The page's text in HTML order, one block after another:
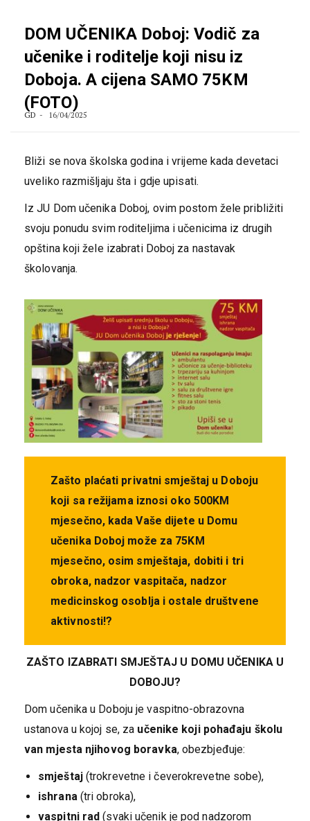
DOM UČENIKA Doboj: Vodič za
učenike i roditelje koji nisu iz
Doboja. A cijena SAMO 75KM
(FOTO)
GD 16/04/2025
Bliži se nova školska godina i vrijeme kada devetaci
uveliko razmišljaju šta i gdje upisati.
Iz JU Dom učenika Doboj, ovim postom žele približiti
svoju ponudu svim roditeljima i učenicima iz drugih
opština koji žele izabrati Doboj za nastavak
školovanja.
Zašto plaćati privatni smještaj u Doboju
koji sa režijama iznosi oko 500KM
mjesečno, kada Vaše dijete u Domu
učenika Doboj može za 75KM
mjesečno, osim smještaja, dobiti i tri
obroka, nadzor vaspitača, nadzor
medicinskog osoblja i ostale društvene
aktivnosti!?
ZAŠTO IZABRATI SMJEŠTAJ U DOMU UČENIKA U
DOBOJU?
Dom učenika u Doboju je vaspitno-obrazovna
ustanova u kojoj se, za učenike koji pohađaju školu
van mjesta njihovog boravka, obezbjeđuje:
smještaj(trokrevetne i čeverokrevetne sobe),
ishrana (tri obroka),
vaspitni rad (svaki učenik je pod nadzorom